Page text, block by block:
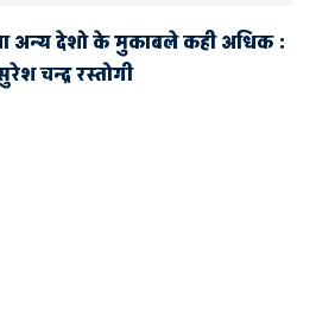
अन्य देशो के मुकाबले कही अधिक :
चन्द्र रस्तोगी